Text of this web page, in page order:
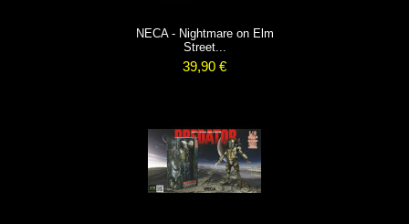
NECA - Nightmare on Elm
Street...
39,90 €